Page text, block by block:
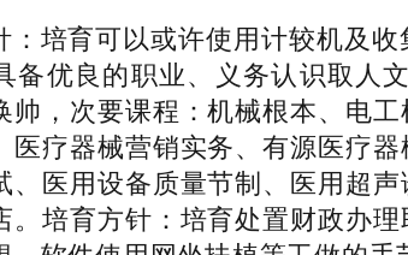
育可以或许使用计较机及收
备优良的职业、义务认识取人
帅，次要课程：机械根本、电
医疗器械营销实务、有源医疗
、医用设备质量节制、医用超
。培育方针：培育处置财政办